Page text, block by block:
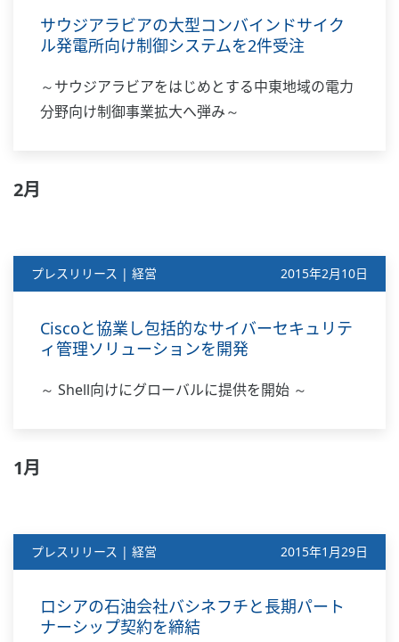
サウジアラビアの大型コンバインドサイク
ル発電所向け制御システムを2件受注
～サウジアラビアをはじめとする中東地域の電力
分野向け制御事業拡大へ弾み～
2月
プレスリリース | 経営 2015年2月10日
Ciscoと協業し包括的なサイバーセキュリテ
ィ管理ソリューションを開発
～ Shell向けにグローバルに提供を開始 ～
1月
プレスリリース | 経営 2015年1月29日
ロシアの石油会社バシネフチと長期パート
ナーシップ契約を締結